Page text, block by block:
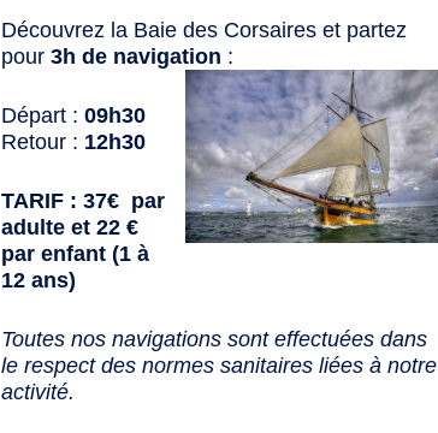
Découvrez la Baie des Corsaires et partez
pour 3h de navigation :
Départ : 09h30
Retour : 12h30
TARIF : 37€ par
adulte et 22 €
par enfant (1 à
12 ans)
Toutes nos navigations sont effectuées dans
le respect des normes sanitaires liées à notre
activité.